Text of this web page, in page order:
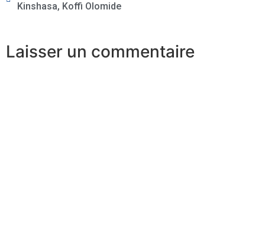
Kinshasa, Koffi Olomide
Laisser un commentaire